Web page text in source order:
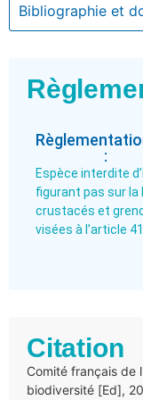
Bibliographie et
:
Espèce interdite
figurant pas sur la
crustacés et
visées à l’article
Citation
Comité français de
biodiversité [Ed],